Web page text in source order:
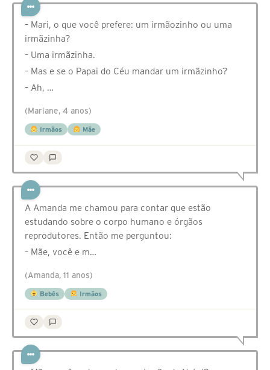
– Mari, o que você prefere: um irmãozinho ou uma
irmãzinha?
– Uma irmãzinha.
– Mas e se o Papai do Céu mandar um irmãzinho?
– Ah, …
(Mariane, 4 anos)
Irmãos Mãe
A Amanda me chamou para contar que estão
estudando sobre o corpo humano e órgãos
reprodutores. Então me perguntou:
– Mãe, você e m…
(Amanda, 11 anos)
Bebês Irmãos